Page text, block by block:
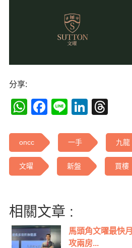
分享:
WhatsApp
Facebook
Line
oncc 一手 九龍
文曜 新盤 買樓
相關文章 :
馬頭角文曜最快
攻兩房...